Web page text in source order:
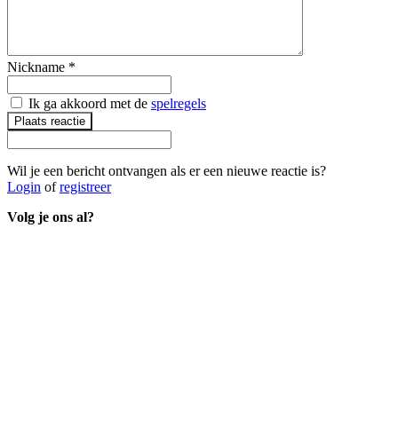
Nickname *
Ik ga akkoord met de spelregels
Plaats reactie
Wil je een bericht ontvangen als er een nieuwe reactie is?
Login ofregistreer
Volg je ons al?